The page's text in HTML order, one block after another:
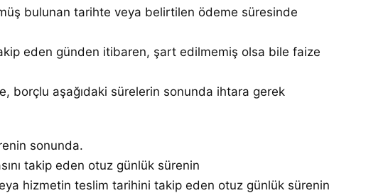
bulunan tarihte veya belirtilen ödeme süresinde
eden günden itibaren, şart edilmemiş olsa bile faize
borçlu aşağıdaki sürelerin sonunda ihtara gerek
sonunda.
takip eden otuz günlük sürenin
hizmetin teslim tarihini takip eden otuz günlük sürenin